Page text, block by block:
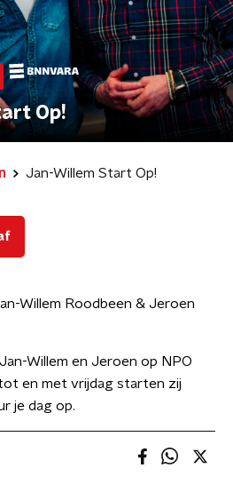
Op!
Jan-Willem Start Op!
Willem Roodbeen & Jeroen
Willem en Jeroen op NPO
tot en met vrijdag starten zij
je dag op.